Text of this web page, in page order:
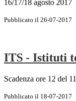
16/17/18 agosto 2017
Pubblicato il 26-07-2017
ITS - Istituti
Scadenza ore 12 del
Pubblicato il 18-07-2017